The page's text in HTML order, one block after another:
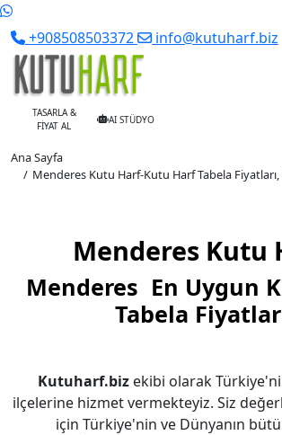
+908508503372 info@kutuharf.biz
TASARLA &
FİYAT AL
AI STÜDYO
Ana Sayfa
Menderes Kutu Harf-Kutu Harf Tabela Fiyatları,
Menderes Kutu
Menderes En Uygun
Tabela
Kutuharf.biz ekibi olarak
ilçelerine hizmet vermekteyiz. Siz
için Türkiye'nin ve Dünyanın